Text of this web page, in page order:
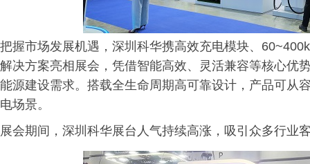
把握市场发展机遇，深圳科华携高效充电模块、
解决方案亮相展会，凭借智能高效、灵活兼容等核心优
能源建设需求。搭载全生命周期高可靠设计，产品可从
电场景。
展会期间，深圳科华展台人气持续高涨，吸引众多行业